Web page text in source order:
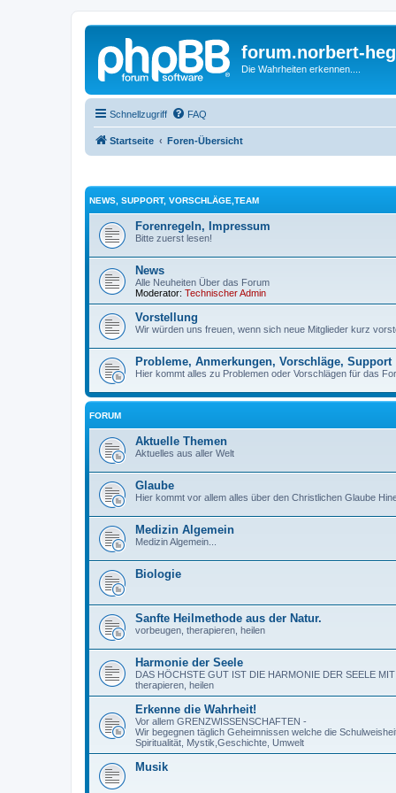
forum.norbert-
Die Wahrheiten erkennen....
Schnellzugriff FAQ
Startseite Foren-Übersicht
NEWS, SUPPORT, VORSCHLÄGE,TEAM
Forenregeln, Impressum
Bitte zuerst lesen!
News
Alle Neuheiten Über das Forum
Moderator: Technischer Admin
Vorstellung
Wir würden uns freuen, wenn sich neue Mitglieder kurz
Probleme, Anmerkungen, Vorschläge, Support
Hier kommt alles zu Problemen oder Vorschlägen für das
FORUM
Aktuelle Themen
Aktuelles aus aller Welt
Glaube
Hier kommt vor allem alles über den Christlichen Glaube
Medizin Algemein
Medizin Algemein...
Biologie
Sanfte Heilmethode aus der Natur.
vorbeugen, therapieren, heilen
Harmonie der Seele
DAS HÖCHSTE GUT IST DIE HARMONIE DER SEELE
therapieren, heilen
Erkenne die Wahrheit!
Vor allem GRENZWISSENSCHAFTEN -
Wir begegnen täglich Geheimnissen welche die
Spiritualität, Mystik,Geschichte, Umwelt
Musik